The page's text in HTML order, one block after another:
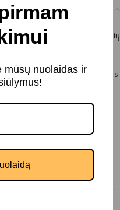
mėlynes, padengtas
detalės ir sodrios mėlynių
gaivumo pojūtį. Vandens
ir natūralų grožį. Šis
erdvėje turėti stilingą ir gamtos
jūsų namų interjerui,
jaukesne. Be to, jie gali būti
drobės ekologiškais, aplinkai
ant medinio rėmo.
sienos!
mūsų nuolaidas ir